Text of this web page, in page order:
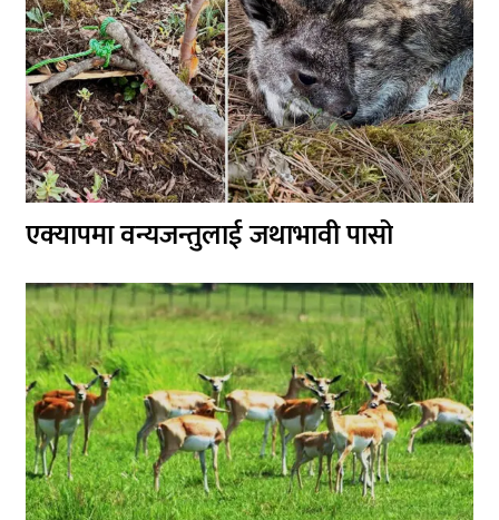
एक्यापमा वन्यजन्तुलाई जथाभावी पासो